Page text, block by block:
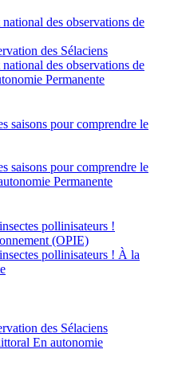
des observations de
des Sélaciens
des observations de
Permanente
saisons pour comprendre le
saisons pour comprendre le
Permanente
pollinisateurs !
(OPIE)
pollinisateurs ! À la
des Sélaciens
En autonomie